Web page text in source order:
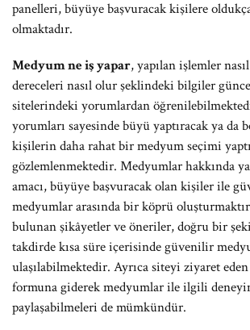
panelleri, büyüye başvuracak kişilere
olmaktadır.
Medyum ne iş yapar, yapılan işlemler
dereceleri nasıl olur şeklindeki bilgiler
sitelerindeki yorumlardan
yorumları sayesinde büyü yaptıracak ya da
kişilerin daha rahat bir medyum seçimi
gözlemlenmektedir. Medyumlar hakkında
amacı, büyüye başvuracak olan kişiler ile
medyumlar arasında bir köprü
bulunan şikâyetler ve öneriler, doğru bir
takdirde kısa süre içerisinde güvenilir
ulaşılabilmektedir. Ayrıca siteyi ziyaret
formuna giderek medyumlar ile ilgili
paylaşabilmeleri de mümkündür.